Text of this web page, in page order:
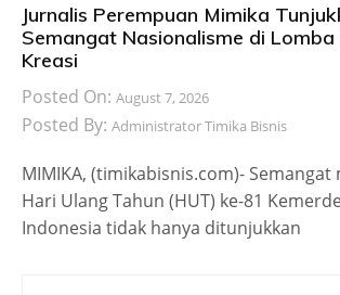
Jurnalis Perempuan Mimika
Semangat Nasionalisme di Lomba
Kreasi
Posted On: August 7, 2026
Posted By: Administrator Timika Bisnis
MIMIKA, (timikabisnis.com)-
Hari Ulang Tahun (HUT) ke-81
Indonesia tidak hanya ditunjukkan